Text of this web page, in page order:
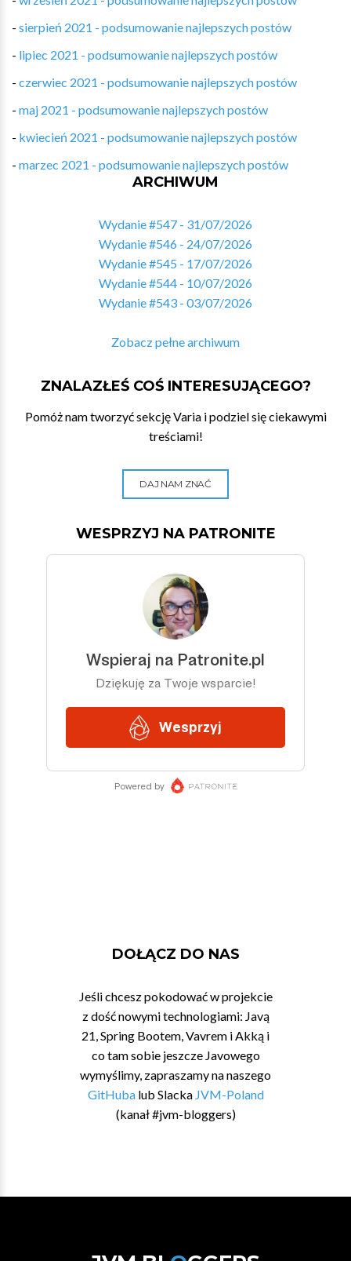
- sierpień 2021 - podsumowanie najlepszych postów
- lipiec 2021 - podsumowanie najlepszych postów
- czerwiec 2021 - podsumowanie najlepszych postów
- maj 2021 - podsumowanie najlepszych postów
- kwiecień 2021 - podsumowanie najlepszych postów
- marzec 2021 - podsumowanie najlepszych postów
ARCHIWUM
Wydanie #547 - 31/07/2026
Wydanie #546 - 24/07/2026
Wydanie #545 - 17/07/2026
Wydanie #544 - 10/07/2026
Wydanie #543 - 03/07/2026
Zobacz pełne archiwum
ZNALAZŁEŚ COŚ INTERESUJĄCEGO?
Pomóż nam tworzyć sekcję Varia i podziel się ciekawymi
treściami!
DAJ NAM ZNAĆ
WESPRZYJ NA PATRONITE
DOŁĄCZ DO NAS
Jeśli chcesz pokodować w projekcie
z dość nowymi technologiami: Javą
21, Spring Bootem, Vavrem i Akką i
co tam sobie jeszcze Javowego
wymyślimy, zapraszamy na naszego
GitHubalub Slacka JVM-Poland
(kanał #jvm-bloggers)